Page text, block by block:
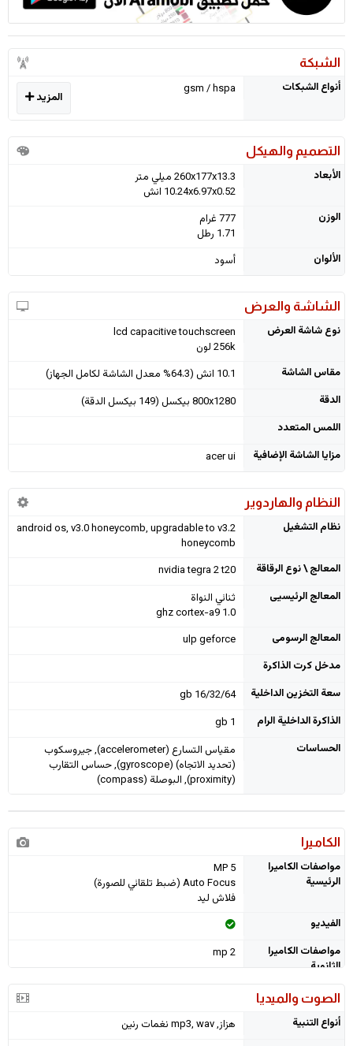
الشبكة
أنواع الشبكات gsm / hspa
المزيد
التصميم والهيكل
الأبعاد
260x177x13.3 ميلي متر
10.24x6.97x0.52 انش
الوزن
777 غرام
1.71 رطل
الألوان
أسود
الشاشة والعرض
نوع شاشة العرض
lcd capacitive touchscreen
256k لون
مقاس الشاشة
10.1 انش (64.3% معدل الشاشة لكامل الجهاز)
الدقة
800x1280 بيكسل (149 بيكسل الدقة)
اللمس المتعدد
مزايا الشاشة الإضافية
acer ui
النظام والهاردوير
نظام التشغيل
android os, v3.0 honeycomb, upgradable to v3.2
honeycomb
المعالج \ نوع الرقاقة
nvidia tegra 2 t20
المعالج الرئيسيى
ثنائي النواة
1.0 ghz cortex-a9
المعالج الرسومى
ulp geforce
مدخل كرت الذاكرة
سعة التخزين الداخلية
16/32/64 gb
الذاكرة الداخلية الرام
1 gb
الحساسات
مقياس التسارع (accelerometer), جيروسكوب
(تحديد الاتجاه) (gyroscope), حساس التقارب
(proximity), البوصلة (compass)
الكاميرا
مواصفات الكاميرا
الرئيسية
5 MP
Auto Focus (ضبط تلقائي للصورة)
فلاش ليد
الفيديو
مواصفات الكاميرا
الثانوية
2 mp
الصوت والميديا
أنواع التنبية
هزاز, mp3, wav نغمات رنين